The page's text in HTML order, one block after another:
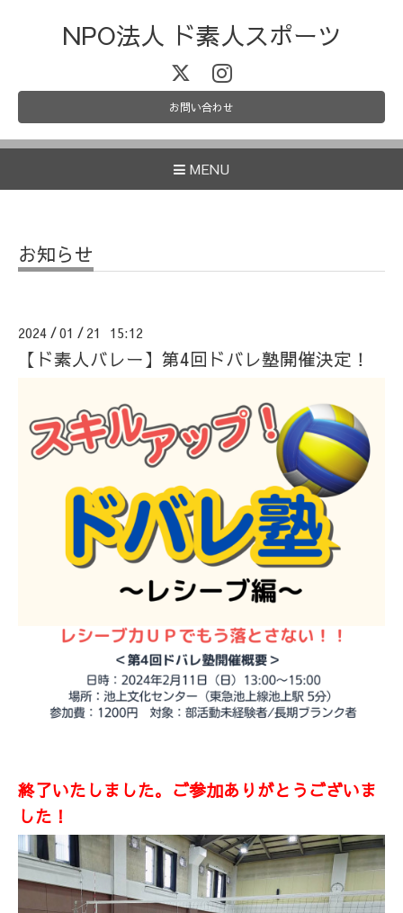
NPO法人 ド素人スポーツ
お問い合わせ
MENU
お知らせ
2024 /01 / 21 15:12
【ド素人バレー】第4回ドバレ塾開催決定！
終了いたしました。ご参加ありがとうございま
した！